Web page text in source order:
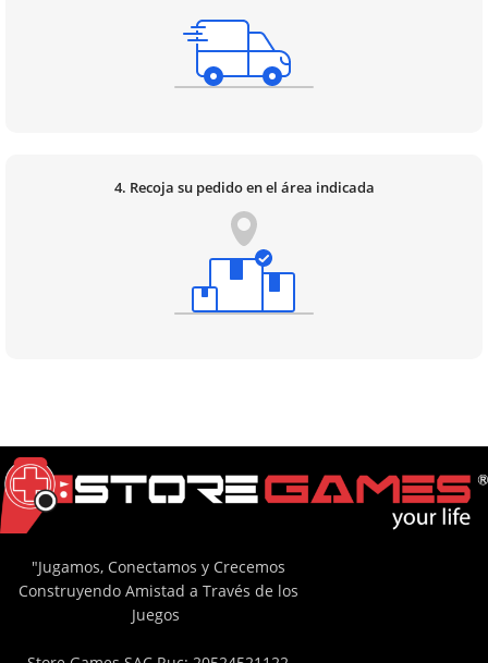
4. Recoja su pedido en el área indicada
"Jugamos, Conectamos y Crecemos
Construyendo Amistad a Través de los
Juegos